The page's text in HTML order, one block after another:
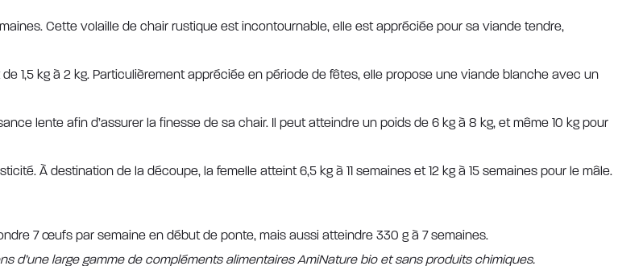
Cette volaille de chair rustique est incontournable, elle est appréciée pour sa viande tendre,
1,5 kg à 2 kg. Particulièrement appréciée en période de fêtes, elle propose une viande blanche avec un
lente afin d’assurer la finesse de sa chair. Il peut atteindre un poids de 6 kg à 8 kg, et même 10 kg pour
À destination de la découpe, la femelle atteint 6,5 kg à 11 semaines et 12 kg à 15 semaines pour le mâle.
7 œufs par semaine en début de ponte, mais aussi atteindre 330 g à 7 semaines.
d’une large gamme de compléments alimentaires AmiNature bio et sans produits chimiques.